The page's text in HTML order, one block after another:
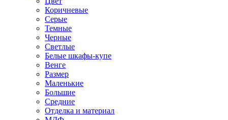
Коричневые
Серые
Темные
Черные
Светлые
Белые шкафы-купе
Венге
Размер
Маленькие
Большие
Средние
Отделка и материал